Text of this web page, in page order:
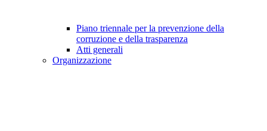
Piano triennale per la prevenzione della
corruzione e della trasparenza
Atti generali
Organizzazione